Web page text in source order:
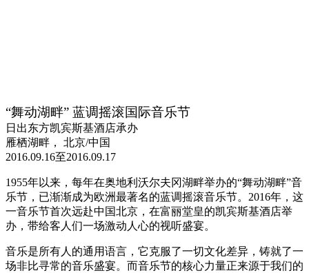
“舞动湖畔” 蓝调摇滚国际音乐节
日出东方凯宾斯基酒店承办
雁栖湖畔， 北京/中国
2016.09.16至2016.09.17
1955年以来，每年在奥地利沃尔夫冈湖畔举办的“舞动湖畔”音
乐节，已渐渐成为欧洲最著名的蓝调摇滚音乐节。2016年，这
一音乐节首次远赴中国北京，在富丽堂皇的凯宾斯基酒店举
办，带给客人们一场激动人心的视听盛宴。
音乐是所有人的通用语言，它克服了一切文化差异，铸就了一
场非比寻常的音乐盛宴。而音乐节的核心力量正来源于我们的